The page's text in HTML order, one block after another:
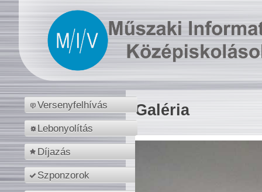
Versenyfelhívás
Lebonyolítás
Díjazás
Szponzorok
Galéria